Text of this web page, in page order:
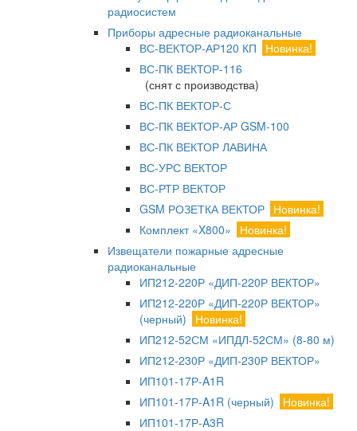
радиосистем
Приборы адресные радиоканальные
ВС-ВЕКТОР-АР120 КП
Новинка!
ВС-ПК ВЕКТОР-116
(снят с производства)
ВС-ПК ВЕКТОР-С
ВС-ПК ВЕКТОР-АР GSM-100
ВС-ПК ВЕКТОР ЛАВИНА
ВС-УРС ВЕКТОР
ВС-РТР ВЕКТОР
GSM РОЗЕТКА ВЕКТОР Новинка!
Комплект «X800»
Новинка!
Извещатели пожарные адресные
радиоканальные
ИП212-220Р «ДИП-220Р ВЕКТОР»
ИП212-220Р «ДИП-220Р ВЕКТОР»
(черный)
Новинка!
ИП212-52СМ «ИПДЛ-52СМ» (8-80 м)
ИП212-230Р «ДИП-230Р ВЕКТОР»
ИП101-17Р-A1R
ИП101-17Р-A1R (черный)
Новинка!
ИП101-17Р-A3R